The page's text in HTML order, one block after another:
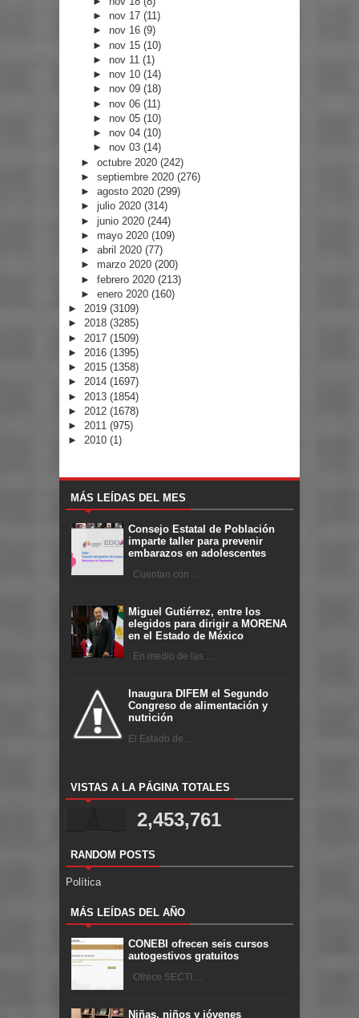
► nov 17(11)
► nov 16(9)
► nov 15(10)
► nov 11(1)
► nov 10(14)
► nov 09(18)
► nov 06(11)
► nov 05(10)
► nov 04(10)
► nov 03(14)
► octubre 2020 (242)
► septiembre 2020 (276)
► agosto 2020 (299)
► julio 2020 (314)
► junio 2020 (244)
► mayo 2020 (109)
► abril 2020 (77)
► marzo 2020 (200)
► febrero 2020 (213)
► enero 2020 (160)
► 2019 (3109)
► 2018 (3285)
► 2017 (1509)
► 2016 (1395)
► 2015 (1358)
► 2014 (1697)
► 2013 (1854)
► 2012 (1678)
► 2011 (975)
► 2010 (1)
MÁS LEÍDAS DEL MES
Consejo Estatal de Población
imparte taller para prevenir
embarazos en adolescentes
Cuentan con ...
Miguel Gutiérrez, entre los
elegidos para dirigir a MORENA
en el Estado de México
En medio de las ...
Inaugura DIFEM el Segundo
Congreso de alimentación y
nutrición
El Estado de ...
VISTAS A LA PÁGINA TOTALES
2,453,761
RANDOM POSTS
Política
MÁS LEÍDAS DEL AÑO
CONEBI ofrecen seis cursos
autogestivos gratuitos
Ofrece SECTI ...
Niñas, niños y jóvenes